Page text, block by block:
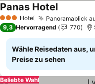
3 SterneHotel Panoramablick
Panas HotelPreise
9,3 Hervorragend 770
Wähle Reisedaten aus,
Preise zu sehen
Beliebte Wahl